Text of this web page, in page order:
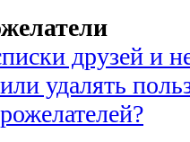
друзей и
удалять